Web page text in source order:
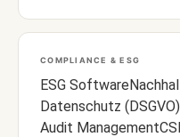
COMPLIANCE & ESG
ESG Software
Datenschutz (DSGVO)
Audit Management